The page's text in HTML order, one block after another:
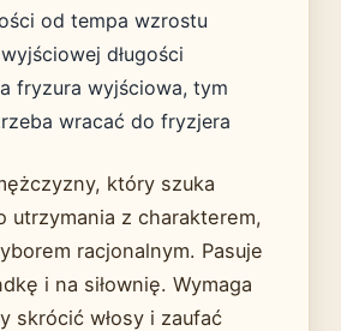
od tempa wzrostu
długości
fryzura wyjściowa, tym
wracać do fryzjera
który szuka
utrzymania z charakterem,
racjonalnym. Pasuje
i na siłownię. Wymaga
skrócić włosy i zaufać